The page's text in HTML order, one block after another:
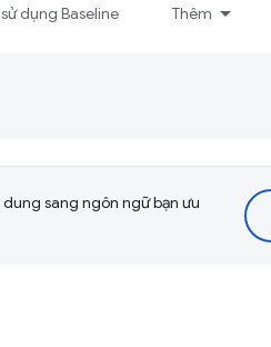
dụng Baseline Thêm
sang ngôn ngữ bạn ưu